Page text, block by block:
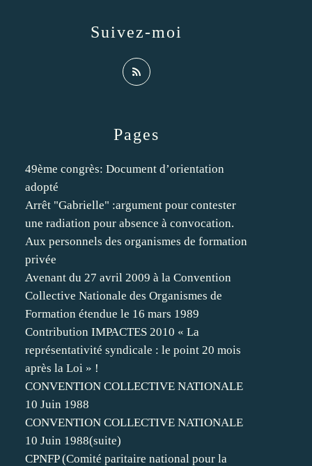
Pages
49ème congrès: Document d’orientation
adopté
Arrêt "Gabrielle" :argument pour contester
une radiation pour absence à convocation.
Aux personnels des organismes de formation
privée
Avenant du 27 avril 2009 à la Convention
Collective Nationale des Organismes de
Formation étendue le 16 mars 1989
Contribution IMPACTES 2010 « La
représentativité syndicale : le point 20 mois
après la Loi » !
CONVENTION COLLECTIVE NATIONALE
10 Juin 1988
CONVENTION COLLECTIVE NATIONALE
10 Juin 1988(suite)
CPNFP (Comité paritaire national pour la
Suivez-moi